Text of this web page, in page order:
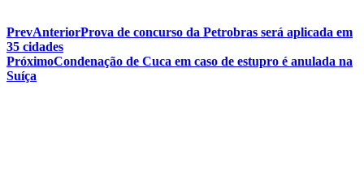
PrevAnteriorProva de concurso da Petrobras será aplicada em
35 cidades
PróximoCondenação de Cuca em caso de estupro é anulada na
Suíça